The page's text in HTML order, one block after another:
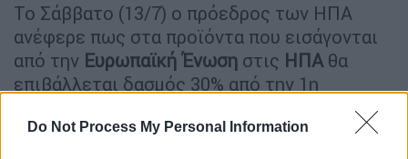
Do Not Process My Personal Information
Το Σάββατο (13/7) ο πρόεδρος των ΗΠΑ
ανέφερε πως στα προϊόντα που εισάγονται
από την Ευρωπαϊκή Ένωση στις ΗΠΑ θα
επιβάλλεται δασμός 30% από την 1η
Αυγούστου, σε μία επιστολή που αναρτήθηκε
στην πλατφόρμα του στα μέσα κοινωνικής